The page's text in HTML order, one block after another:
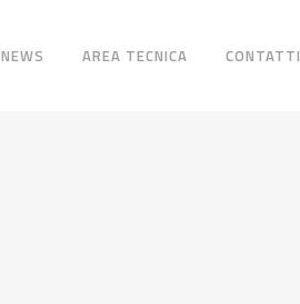
NEWS AREA TECNICA CONTATTI